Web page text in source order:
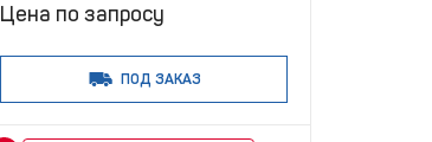
Цена по запросу
ПОД ЗАКАЗ